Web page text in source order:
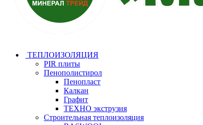
ТЕПЛОИЗОЛЯЦИЯ
PIR плиты
Пенополистирол
Пенопласт
Калкан
Графит
ТЕХНО экструзия
Строительная теплоизоляция